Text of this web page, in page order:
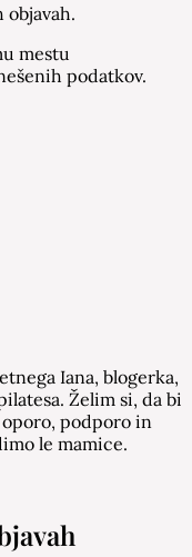
mestu
podatkov.
Iana, blogerka,
Želim si, da bi
oporo, podporo in
le mamice.